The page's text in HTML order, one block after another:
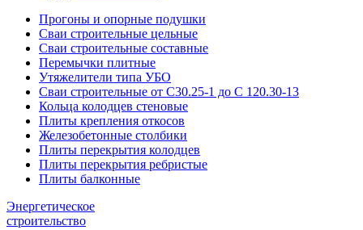
Прогоны и опорные подушки
Сваи строительные цельные
Сваи строительные составные
Перемычки плитные
Утяжелители типа УБО
Сваи строительные от С30.25-1 до С 120.30-13
Кольца колодцев стеновые
Плиты крепления откосов
Железобетонные столбики
Плиты перекрытия колодцев
Плиты перекрытия ребристые
Плиты балконные
Энергетическое
строительство